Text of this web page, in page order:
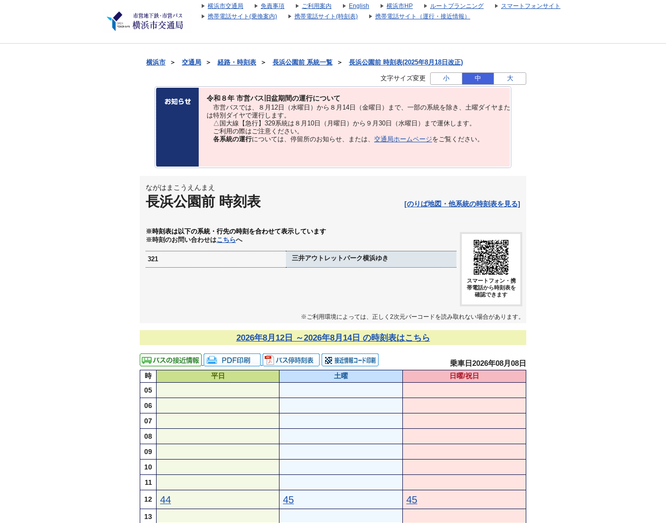
横浜市交通局 免責事項 ご利用案内 English 横浜市HP ルートプランニング
スマートフォンサイト
携帯電話サイト(乗換案内)
携帯電話サイト(時刻表) 携帯電話サイト（運行・接近情報）
横浜市 ＞ 交通局 ＞ 経路・時刻表 ＞ 長浜公園前 系統一覧 ＞ 長浜公園前 時刻表(2025年8月18日改正)
文字サイズ変更 小 中 大
令和８年 市営バス旧盆期間の運行について
市営バスでは、８⽉12⽇（水曜日）から８⽉14⽇（金曜日）まで、⼀部の系統を除き、⼟曜ダイヤまた
は特別ダイヤで運⾏します。
△国大線【急行】329系統は８月10日（月曜日）から９月30日（水曜日）まで運休します。
ご利用の際はご注意ください。
各系統の運行については、停留所のお知らせ、または、 交通局ホームページをご覧ください。
ながはまこうえんまえ
長浜公園前 時刻表 [のりば地図・他系統の時刻表を見る]
※時刻表は以下の系統・行先の時刻を合わせて表示しています
※時刻のお問い合わせはこちらへ
321 三井アウトレットパーク横浜ゆき
スマートフォン・携
帯電話から時刻表を
確認できます
※ご利用環境によっては、正しく2次元バーコードを読み取れない場合があります。
2026年8月12日 ～2026年8月14日 の時刻表はこちら
乗車日2026年08月08日
時 平日 土曜
日曜/祝日
05
06
07
08
09
10
11
12 44 45 45
13